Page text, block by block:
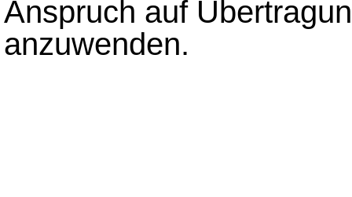
Anspruch auf
anzuwenden.